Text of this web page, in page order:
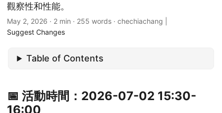
觀察性和性能。
May 2, 2026 · 2 min · 255 words · chechiachang |
Suggest Changes
Table of Contents
📅 活動時間：2026-07-02 15:30-
16:00